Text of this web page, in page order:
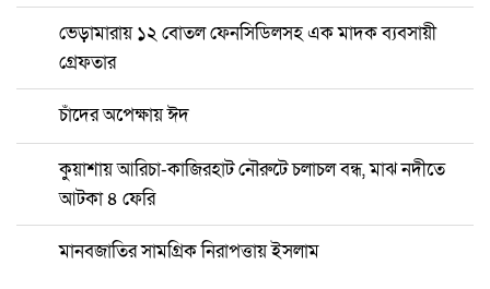
ভেড়ামারায় ১২ বোতল ফেনসিডিলসহ এক মাদক ব্যবসায়ী
গ্রেফতার
চাঁদের অপেক্ষায় ঈদ
কুয়াশায় আরিচা-কাজিরহাট নৌরুটে চলাচল বন্ধ, মাঝ নদীতে
আটকা ৪ ফেরি
মানবজাতির সামগ্রিক নিরাপত্তায় ইসলাম